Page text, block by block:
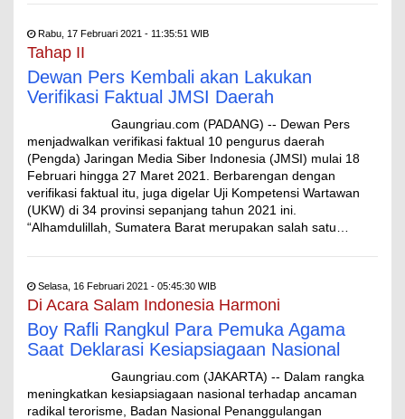
Rabu, 17 Februari 2021 - 11:35:51 WIB
Tahap II
Dewan Pers Kembali akan Lakukan
Verifikasi Faktual JMSI Daerah
Gaungriau.com (PADANG) -- Dewan Pers
menjadwalkan verifikasi faktual 10 pengurus daerah
(Pengda) Jaringan Media Siber Indonesia (JMSI) mulai 18
Februari hingga 27 Maret 2021. Berbarengan dengan
verifikasi faktual itu, juga digelar Uji Kompetensi Wartawan
(UKW) di 34 provinsi sepanjang tahun 2021 ini.
“Alhamdulillah, Sumatera Barat merupakan salah satu…
Selasa, 16 Februari 2021 - 05:45:30 WIB
Di Acara Salam Indonesia Harmoni
Boy Rafli Rangkul Para Pemuka Agama
Saat Deklarasi Kesiapsiagaan Nasional
Gaungriau.com (JAKARTA) -- Dalam rangka
meningkatkan kesiapsiagaan nasional terhadap ancaman
radikal terorisme, Badan Nasional Penanggulangan